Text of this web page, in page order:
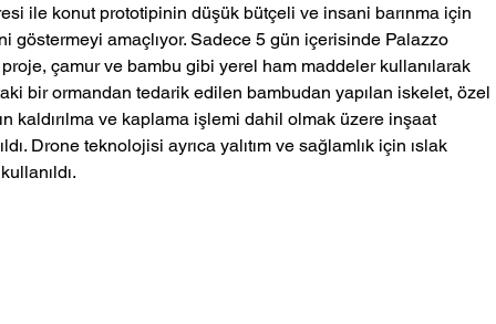
ile konut prototipinin düşük bütçeli ve insani barınma için
göstermeyi amaçlıyor. Sadece 5 gün içerisinde Palazzo
çamur ve bambu gibi yerel ham maddeler kullanılarak
bir ormandan tedarik edilen bambudan yapılan iskelet, özel
kaldırılma ve kaplama işlemi dahil olmak üzere inşaat
Drone teknolojisi ayrıca yalıtım ve sağlamlık için ıslak